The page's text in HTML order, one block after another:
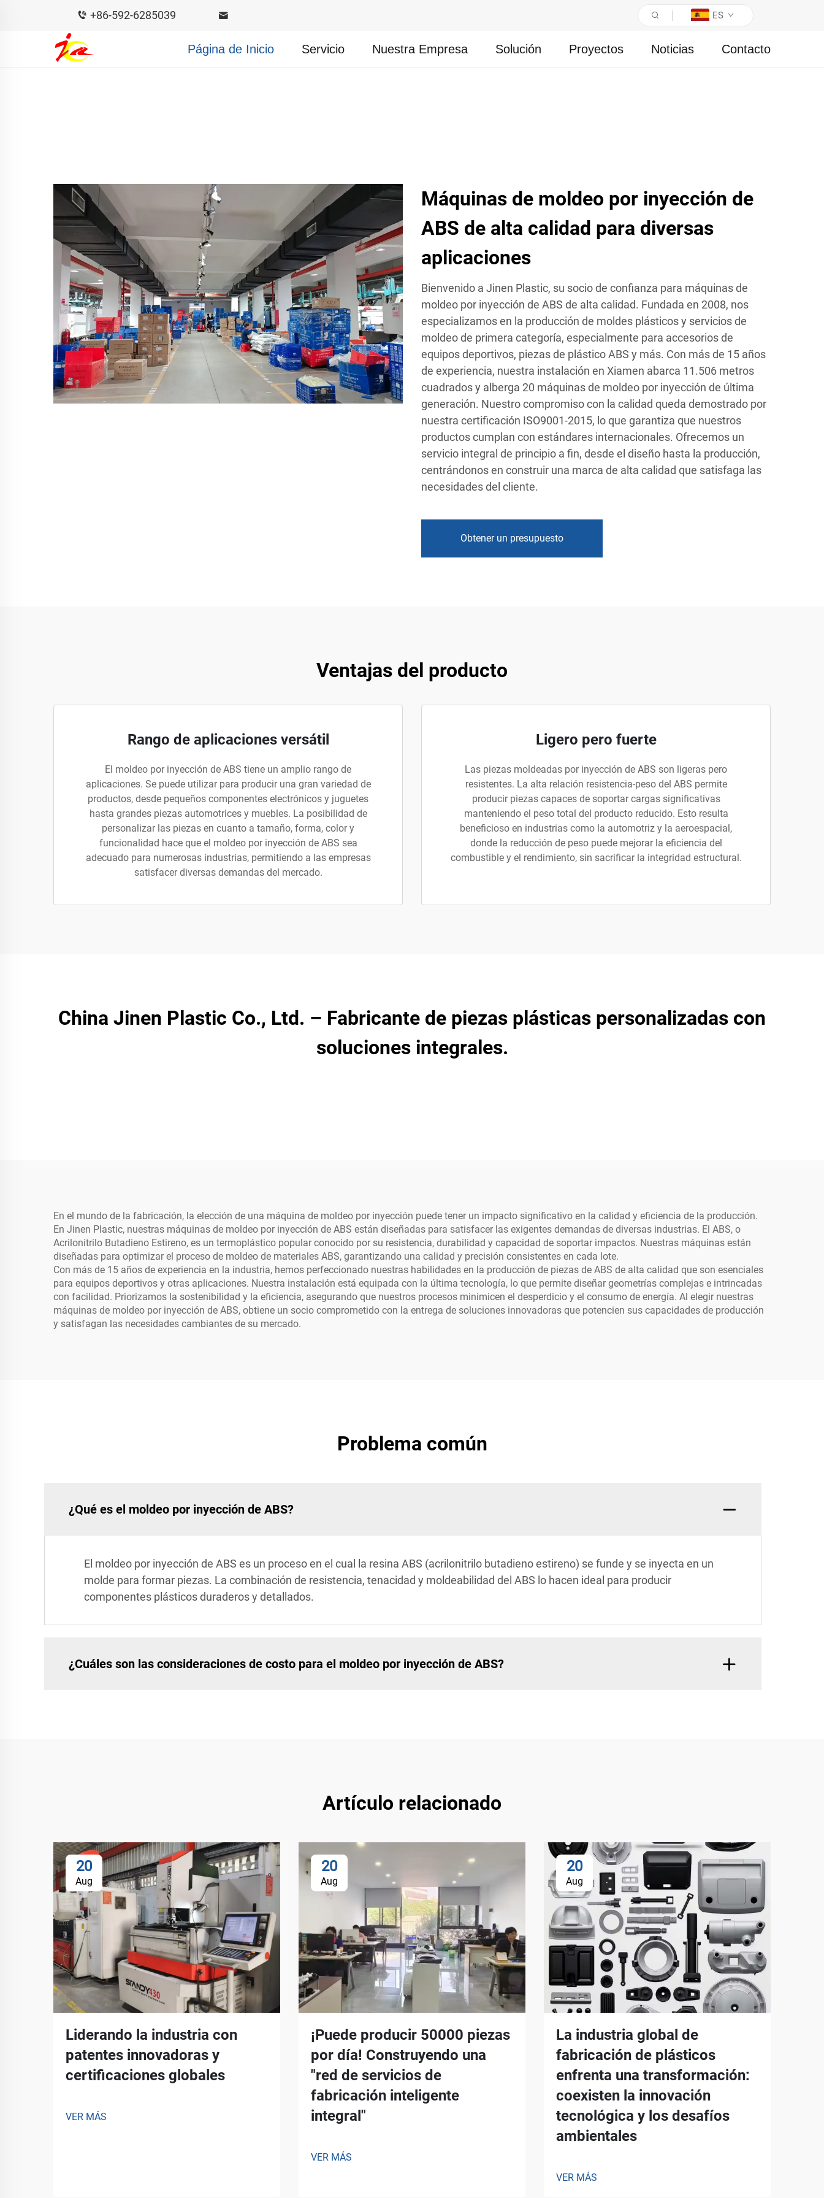
+86-592-6285039 ES
Página de Inicio Servicio Nuestra Empresa Solución Proyectos Noticias Contacto
Máquinas de moldeo por inyección de
ABS de alta calidad para diversas
aplicaciones
Bienvenido a Jinen Plastic, su socio de confianza para máquinas de
moldeo por inyección de ABS de alta calidad. Fundada en 2008, nos
especializamos en la producción de moldes plásticos y servicios de
moldeo de primera categoría, especialmente para accesorios de
equipos deportivos, piezas de plástico ABS y más. Con más de 15 años
de experiencia, nuestra instalación en Xiamen abarca 11.506 metros
cuadrados y alberga 20 máquinas de moldeo por inyección de última
generación. Nuestro compromiso con la calidad queda demostrado por
nuestra certificación ISO9001-2015, lo que garantiza que nuestros
productos cumplan con estándares internacionales. Ofrecemos un
servicio integral de principio a fin, desde el diseño hasta la producción,
centrándonos en construir una marca de alta calidad que satisfaga las
necesidades del cliente.
Obtener un presupuesto
Ventajas del producto
Rango de aplicaciones versátil
El moldeo por inyección de ABS tiene un amplio rango de
aplicaciones. Se puede utilizar para producir una gran variedad de
productos, desde pequeños componentes electrónicos y juguetes
hasta grandes piezas automotrices y muebles. La posibilidad de
personalizar las piezas en cuanto a tamaño, forma, color y
funcionalidad hace que el moldeo por inyección de ABS sea
adecuado para numerosas industrias, permitiendo a las empresas
satisfacer diversas demandas del mercado.
Ligero pero fuerte
Las piezas moldeadas por inyección de ABS son ligeras pero
resistentes. La alta relación resistencia-peso del ABS permite
producir piezas capaces de soportar cargas significativas
manteniendo el peso total del producto reducido. Esto resulta
beneficioso en industrias como la automotriz y la aeroespacial,
donde la reducción de peso puede mejorar la eficiencia del
combustible y el rendimiento, sin sacrificar la integridad estructural.
China Jinen Plastic Co., Ltd. – Fabricante de piezas plásticas personalizadas con
soluciones integrales.
En el mundo de la fabricación, la elección de una máquina de moldeo por inyección puede tener un impacto significativo en la calidad y eficiencia de la producción.
En Jinen Plastic, nuestras máquinas de moldeo por inyección de ABS están diseñadas para satisfacer las exigentes demandas de diversas industrias. El ABS, o
Acrilonitrilo Butadieno Estireno, es un termoplástico popular conocido por su resistencia, durabilidad y capacidad de soportar impactos. Nuestras máquinas están
diseñadas para optimizar el proceso de moldeo de materiales ABS, garantizando una calidad y precisión consistentes en cada lote.
Con más de 15 años de experiencia en la industria, hemos perfeccionado nuestras habilidades en la producción de piezas de ABS de alta calidad que son esenciales
para equipos deportivos y otras aplicaciones. Nuestra instalación está equipada con la última tecnología, lo que permite diseñar geometrías complejas e intrincadas
con facilidad. Priorizamos la sostenibilidad y la eficiencia, asegurando que nuestros procesos minimicen el desperdicio y el consumo de energía. Al elegir nuestras
máquinas de moldeo por inyección de ABS, obtiene un socio comprometido con la entrega de soluciones innovadoras que potencien sus capacidades de producción
y satisfagan las necesidades cambiantes de su mercado.
Problema común
¿Qué es el moldeo por inyección de ABS?
El moldeo por inyección de ABS es un proceso en el cual la resina ABS (acrilonitrilo butadieno estireno) se funde y se inyecta en un
molde para formar piezas. La combinación de resistencia, tenacidad y moldeabilidad del ABS lo hacen ideal para producir
componentes plásticos duraderos y detallados.
¿Cuáles son las consideraciones de costo para el moldeo por inyección de ABS?
Artículo relacionado
20
Aug
Liderando la industria con
patentes innovadoras y
certificaciones globales
VER MÁS
20
Aug
¡Puede producir 50000 piezas
por día! Construyendo una
"red de servicios de
fabricación inteligente
integral"
VER MÁS
20
Aug
La industria global de
fabricación de plásticos
enfrenta una transformación:
coexisten la innovación
tecnológica y los desafíos
ambientales
VER MÁS